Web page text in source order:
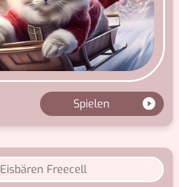
Spielen
Eisbären Freecell